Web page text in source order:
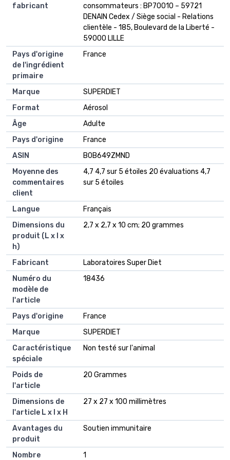
fabricant
consommateurs : BP70010 – 59721
DENAIN Cedex / Siège social - Relations
clientèle - 185, Boulevard de la Liberté -
59000 LILLE
Pays d'origine
de l'ingrédient
primaire
‎France
Marque
‎SUPERDIET
Format
‎Aérosol
Âge
‎Adulte
Pays d'origine
‎France
ASIN
B0B649ZMND
Moyenne des
commentaires
client
4,7 4,7 sur 5 étoiles 20 évaluations 4,7
sur 5 étoiles
Langue
Français
Dimensions du
produit (L x l x
h)
2,7 x 2,7 x 10 cm; 20 grammes
Fabricant
Laboratoires Super Diet
Numéro du
modèle de
l'article
18436
Pays d'origine
France
Marque
SUPERDIET
Caractéristique
spéciale
Non testé sur l'animal
Poids de
l'article
20 Grammes
Dimensions de
l'article L x l x H
27 x 27 x 100 millimètres
Avantages du
produit
Soutien immunitaire
Nombre
1